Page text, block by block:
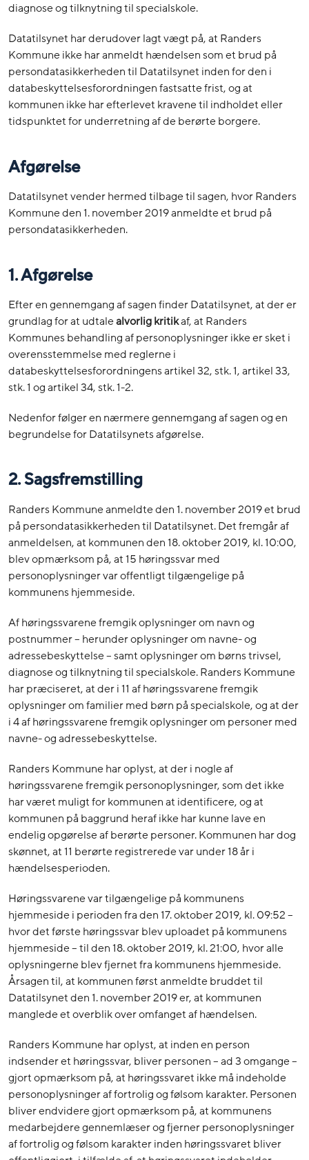
diagnose og tilknytning til specialskole.
Datatilsynet har derudover lagt vægt på, at Randers
Kommune ikke har anmeldt hændelsen som et brud på
persondatasikkerheden til Datatilsynet inden for den i
databeskyttelsesforordningen fastsatte frist, og at
kommunen ikke har efterlevet kravene til indholdet eller
tidspunktet for underretning af de berørte borgere.
Afgørelse
Datatilsynet vender hermed tilbage til sagen, hvor Randers
Kommune den 1. november 2019 anmeldte et brud på
persondatasikkerheden.
1. Afgørelse
Efter en gennemgang af sagen finder Datatilsynet, at der er
grundlag for at udtalealvorligkritikaf, at Randers
Kommunes behandling af personoplysninger ikke er sket i
overensstemmelse med reglerne i
databeskyttelsesforordningens artikel 32, stk. 1, artikel 33,
stk. 1 og artikel 34, stk. 1-2.
Nedenfor følger en nærmere gennemgang af sagen og en
begrundelse for Datatilsynets afgørelse.
2. Sagsfremstilling
Randers Kommune anmeldte den 1. november 2019 et brud
på persondatasikkerheden til Datatilsynet. Det fremgår af
anmeldelsen, at kommunen den 18. oktober 2019, kl. 10:00,
blev opmærksom på, at 15 høringssvar med
personoplysninger var offentligt tilgængelige på
kommunens hjemmeside.
Af høringssvarene fremgik oplysninger om navn og
postnummer – herunder oplysninger om navne- og
adressebeskyttelse – samt oplysninger om børns trivsel,
diagnose og tilknytning til specialskole. Randers Kommune
har præciseret, at der i 11 af høringssvarene fremgik
oplysninger om familier med børn på specialskole, og at der
i 4 af høringssvarene fremgik oplysninger om personer med
navne- og adressebeskyttelse.
Randers Kommune har oplyst, at der i nogle af
høringssvarene fremgik personoplysninger, som det ikke
har været muligt for kommunen at identificere, og at
kommunen på baggrund heraf ikke har kunne lave en
endelig opgørelse af berørte personer. Kommunen har dog
skønnet, at 11 berørte registrerede var under 18 år i
hændelsesperioden.
Høringssvarene var tilgængelige på kommunens
hjemmeside i perioden fra den 17. oktober 2019, kl. 09:52 –
hvor det første høringssvar blev uploadet på kommunens
hjemmeside – til den 18. oktober 2019, kl. 21:00, hvor alle
oplysningerne blev fjernet fra kommunens hjemmeside.
Årsagen til, at kommunen først anmeldte bruddet til
Datatilsynet den 1. november 2019 er, at kommunen
manglede et overblik over omfanget af hændelsen.
Randers Kommune har oplyst, at inden en person
indsender et høringssvar, bliver personen – ad 3 omgange –
gjort opmærksom på, at høringssvaret ikke må indeholde
personoplysninger af fortrolig og følsom karakter. Personen
bliver endvidere gjort opmærksom på, at kommunens
medarbejdere gennemlæser og fjerner personoplysninger
af fortrolig og følsom karakter inden høringssvaret bliver